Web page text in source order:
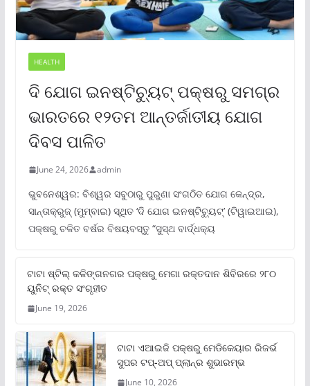
HEALTH
ଦି ଯୋଗ ଇନଷ୍ଟିଚ୍ୟୁଟ୍ ପକ୍ଷରୁ ସମଗ୍ର
ଭାରତରେ ୧୨ତମ ଆନ୍ତର୍ଜାତୀୟ ଯୋଗ
ଦିବସ ପାଳିତ
June 24, 2026 admin
ଭୁବନେଶ୍ୱର: ବିଶ୍ୱର ସବୁଠାରୁ ପୁରୁଣା ସଂଗଠିତ ଯୋଗ କେନ୍ଦ୍ର,
ସାନ୍ତାକ୍ରୁଜ୍ (ମୁମ୍ବାଇ) ସ୍ଥିତ ‘ଦି ଯୋଗ ଇନଷ୍ଟିଚ୍ୟୁଟ୍‌’ (ଟିୱାଇଆଇ),
ପକ୍ଷରୁ ଚଳିତ ବର୍ଷର ବିଷୟବସ୍ତୁ “ସୁସ୍ଥ ବାର୍ଦ୍ଧକ୍ୟ
ଟାଟା ଷ୍ଟିଲ୍‌ କଳିଙ୍ଗନଗର ପକ୍ଷରୁ ମେଗା ରକ୍ତଦାନ ଶିବିରରେ ୨୮୦
ୟୁନିଟ୍‌ ରକ୍ତ ସଂଗୃହୀତ
June 19, 2026
ଟାଟା ଏଆଇଜି ପକ୍ଷରୁ ମେଡିକେୟାର ରିଜର୍ଭ
ସୁପର ଟପ୍‌-ଅପ୍ ପ୍ଲାନ୍‌ର ଶୁଭାରମ୍ଭ
June 10, 2026